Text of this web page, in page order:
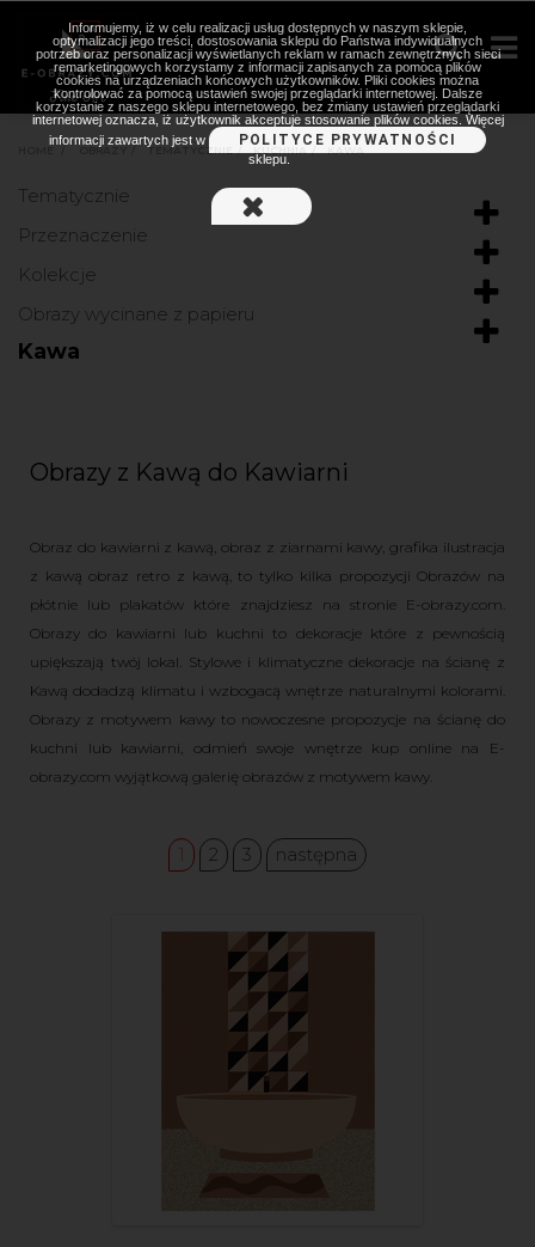
OBRAZY TEMATYCZNIE
Tematycznie
Przeznaczenie
Kolekcje
Obrazy wycinane z papieru
Kawa
Obrazy z Kawą do Kawiarni
Obraz do kawiarni z kawą, obraz z ziarnami kawy, grafika ilustracja
z kawą obraz retro z kawą, to tylko kilka propozycji Obrazów na
płótnie lub plakatów które znajdziesz na stronie E-obrazy.com.
Obrazy do kawiarni lub kuchni to dekoracje które z pewnością
upiększają twój lokal. Stylowe i klimatyczne dekoracje na ścianę z
Kawą dodadzą klimatu i wzbogacą wnętrze naturalnymi kolorami.
Obrazy z motywem kawy to nowoczesne propozycje na ścianę do
kuchni lub kawiarni, odmień swoje wnętrze kup online na E-
obrazy.com wyjątkową galerię obrazów z motywem kawy.
1 2 3 następna
Informujemy, iż w celu realizacji usług dostępnych w naszym sklepie,
optymalizacji jego treści, dostosowania sklepu do Państwa indywidualnych
potrzeb oraz personalizacji wyświetlanych reklam w ramach zewnętrznych sieci
remarketingowych korzystamy z informacji zapisanych za pomocą plików
cookies na urządzeniach końcowych użytkowników. Pliki cookies można
kontrolować za pomocą ustawień swojej przeglądarki internetowej. Dalsze
korzystanie z naszego sklepu internetowego, bez zmiany ustawień przeglądarki
internetowej oznacza, iż użytkownik akceptuje stosowanie plików cookies. Więcej
informacji zawartych jest w
POLITYCE PRYWATNOŚCI
sklepu.